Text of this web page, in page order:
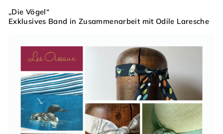
„Die Vögel“
Exklusives Band in Zusammenarbeit mit Odile Laresche